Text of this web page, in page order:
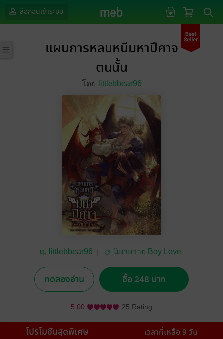
ล็อกอินเข้าระบบ
แผนการหลบหนีมหาปีศาจ
ตนนั้น
โดย littlebbear96
littlebbear96
นิยายวาย Boy Love
ทดลองอ่าน ซื้อ 248 บาท
5.00 25 Rating
โปรโมชันสุดพิเศษ เวลาที่เหลือ 9 วัน